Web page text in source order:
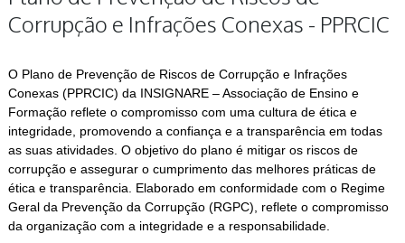
Corrupção e Infrações Conexas - PPRCIC
O Plano de Prevenção de Riscos de Corrupção e Infrações
Conexas (PPRCIC) da INSIGNARE – Associação de Ensino e
Formação reflete o compromisso com uma cultura de ética e
integridade, promovendo a confiança e a transparência em todas
as suas atividades. O objetivo do plano é mitigar os riscos de
corrupção e assegurar o cumprimento das melhores práticas de
ética e transparência. Elaborado em conformidade com o Regime
Geral da Prevenção da Corrupção (RGPC), reflete o compromisso
da organização com a integridade e a responsabilidade.